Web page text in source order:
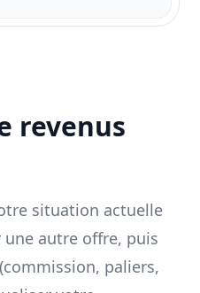
revenus
situation actuelle
autre offre, puis
paliers,